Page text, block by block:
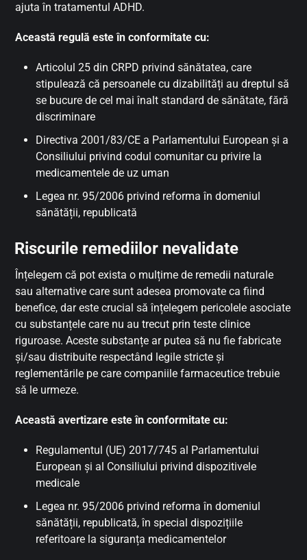
ajuta în tratamentul ADHD.
Această regulă este în conformitate cu:
Articolul 25 din CRPD privind sănătatea, care
stipulează că persoanele cu dizabilități au dreptul să
se bucure de cel mai înalt standard de sănătate, fără
discriminare
Directiva 2001/83/CE a Parlamentului European și a
Consiliului privind codul comunitar cu privire la
medicamentele de uz uman
Legea nr. 95/2006 privind reforma în domeniul
sănătății, republicată
Riscurile remediilor nevalidate
Înțelegem că pot exista o mulțime de remedii naturale
sau alternative care sunt adesea promovate ca fiind
benefice, dar este crucial să înțelegem pericolele asociate
cu substanțele care nu au trecut prin teste clinice
riguroase. Aceste substanțe ar putea să nu fie fabricate
și/sau distribuite respectând legile stricte și
reglementările pe care companiile farmaceutice trebuie
să le urmeze.
Această avertizare este în conformitate cu:
Regulamentul (UE) 2017/745 al Parlamentului
European și al Consiliului privind dispozitivele
medicale
Legea nr. 95/2006 privind reforma în domeniul
sănătății, republicată, în special dispozițiile
referitoare la siguranța medicamentelor